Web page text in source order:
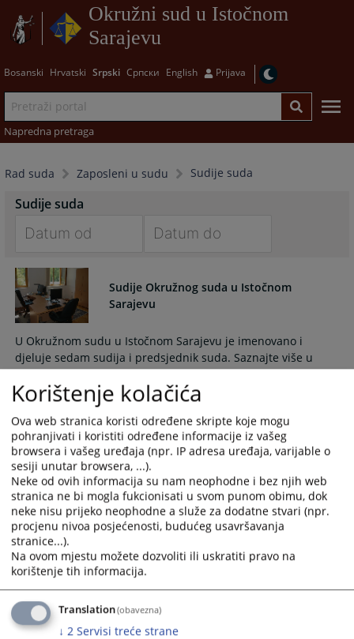
Okružni sud u Istočnom
Sarajevu
Bosanski Hrvatski Srpski Српски English Prijava
Napredna pretraga
Rad suda Zaposleni u sudu Sudije suda
Sudije suda
forward
to
interact
the
calendar
select
a
date.
Press
the
question
mark
key
to
get
the
keyboard
shortcuts
for
to
interact
the
calendar
and
select
a
date.
Press
the
question
mark
key
get
the
keyboard
shortcuts
for
Sudije Okružnog suda u Istočnom
Sarajevu
U Okružnom sudu u Istočnom Sarajevu je imenovano i
djeluje sedam sudija i predsjednik suda. Saznajte više u
nastavku teksta...
29.06.2009.
Korištenje kolačića
Ova web stranica koristi određene skripte koje mogu
pohranjivati i koristiti određene informacije iz vašeg
browsera i vašeg uređaja (npr. IP adresa uređaja, varijable o
sesiji unutar browsera, ...).
Neke od ovih informacija su nam neophodne i bez njih web
stranica ne bi mogla fukcionisati u svom punom obimu, dok
neke nisu prijeko neophodne a služe za dodatne stvari (npr.
procjenu nivoa posjećenosti, budućeg usavršavanja
stranice...).
Na ovom mjestu možete dozvoliti ili uskratiti pravo na
korištenje tih informacija.
Translation(obavezna)
↓ 2 Servisi treće strane